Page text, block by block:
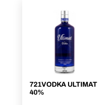
721VODKA ULTIMAT
40%